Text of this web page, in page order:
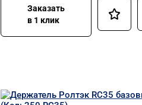
Заказать
в 1 клик